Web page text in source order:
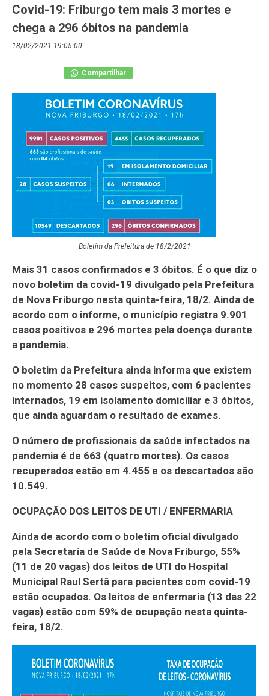
Covid-19: Friburgo tem mais 3 mortes e
chega a 296 óbitos na pandemia
18/02/2021 19:05:00
Compartilhar
Boletim da Prefeitura de 18/2/2021
Mais 31 casos confirmados e 3 óbitos. É o que diz o
novo boletim da covid-19 divulgado pela Prefeitura
de Nova Friburgo nesta quinta-feira, 18/2. Ainda de
acordo com o informe, o município registra 9.901
casos positivos e 296 mortes pela doença durante
a pandemia.
O boletim da Prefeitura ainda informa que existem
no momento 28 casos suspeitos, com 6 pacientes
internados, 19 em isolamento domiciliar e 3 óbitos,
que ainda aguardam o resultado de exames.
O número de profissionais da saúde infectados na
pandemia é de 663 (quatro mortes). Os casos
recuperados estão em 4.455 e os descartados são
10.549.
OCUPAÇÃO DOS LEITOS DE UTI / ENFERMARIA
Ainda de acordo com o boletim oficial divulgado
pela Secretaria de Saúde de Nova Friburgo, 55%
(11 de 20 vagas) dos leitos de UTI do Hospital
Municipal Raul Sertã para pacientes com covid-19
estão ocupados. Os leitos de enfermaria (13 das 22
vagas) estão com 59% de ocupação nesta quinta-
feira, 18/2.